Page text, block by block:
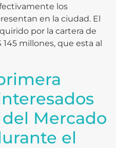
los
en la ciudad. El
por la cartera de
millones, que esta al
Mercado
el